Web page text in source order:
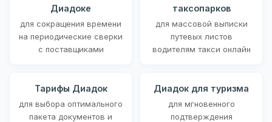
Диадоке
для сокращения времени
на периодические сверки
с поставщиками
таксопарков
для массовой выписки
путевых листов
водителям такси онлайн
Тарифы Диадок
для выбора оптимального
пакета документов и
Диадок для туризма
для мгновенного
подтверждения